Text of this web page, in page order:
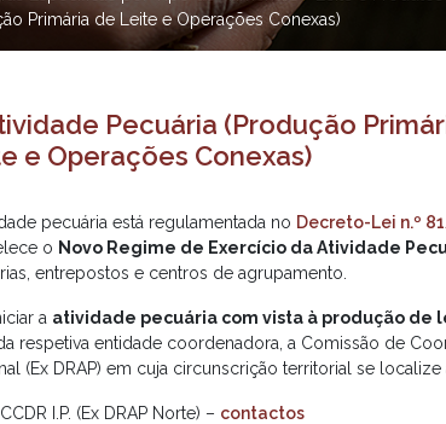
Primária de Leite e Operações Conexas)
Pecuária (Produção
e Operações Conexas)
pecuária está regulamentada no Decreto-Lei n.º
o Novo Regime de Exercício da Atividade
entrepostos e centros de agrupamento.
a atividade pecuária com vista à produção de
respetiva entidade coordenadora, a Comissão de
(Ex DRAP) em cuja circunscrição territorial se
CCDR I.P. (Ex DRAP Norte) – contactos